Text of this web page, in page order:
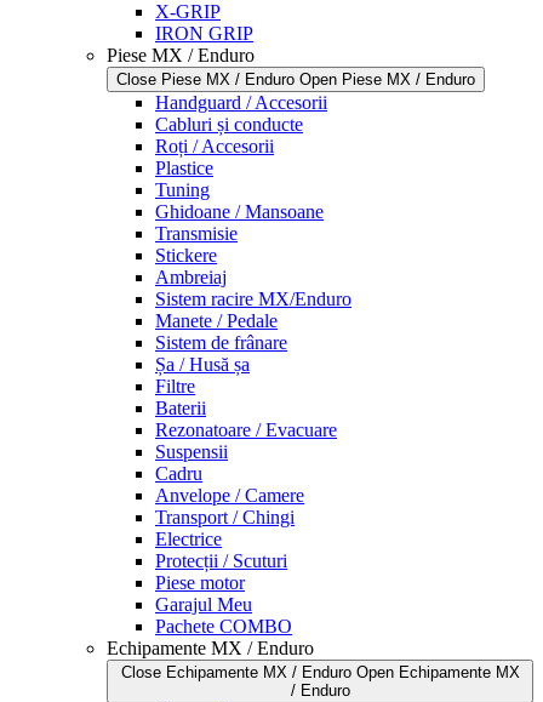
X-GRIP
IRON GRIP
Piese MX / Enduro
Close Piese MX / Enduro Open Piese MX / Enduro
Handguard / Accesorii
Cabluri și conducte
Roți / Accesorii
Plastice
Tuning
Ghidoane / Mansoane
Transmisie
Stickere
Ambreiaj
Sistem racire MX/Enduro
Manete / Pedale
Sistem de frânare
Șa / Husă șa
Filtre
Baterii
Rezonatoare / Evacuare
Suspensii
Cadru
Anvelope / Camere
Transport / Chingi
Electrice
Protecții / Scuturi
Piese motor
Garajul Meu
Pachete COMBO
Echipamente MX / Enduro
Close Echipamente MX / Enduro Open Echipamente MX
/ Enduro